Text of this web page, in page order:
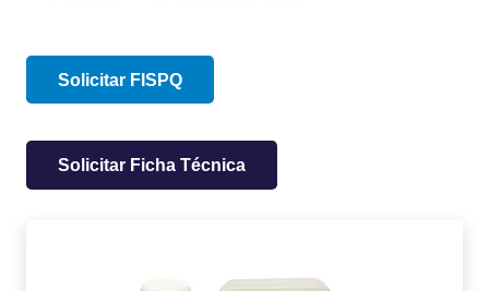
Solicitar FISPQ
Solicitar Ficha Técnica